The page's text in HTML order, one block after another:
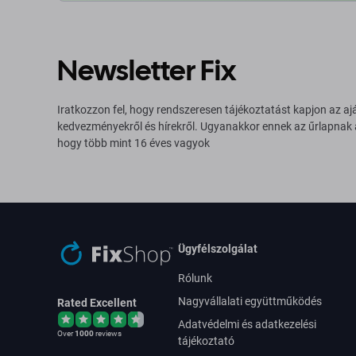
Newsletter Fix
Iratkozzon fel, hogy rendszeresen tájékoztatást kapjon az
kedvezményekről és hírekről. Ugyanakkor ennek az
hogy több mint 16 éves vagyok
Rated Excellent
Over1000reviews
Ügyfélszolgálat
Rólunk
Nagyvállalati együttműködés
Adatvédelmi és adatkezelési
tájékoztató